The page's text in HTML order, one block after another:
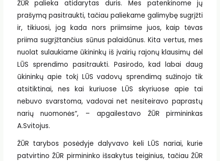
ŽŪR palieka atidarytas duris. Mes patenkinome jų
prašymą pasitraukti, tačiau paliekame galimybę sugrįžti
ir, tikiuosi, jog kada nors priimsime juos, kaip tėvas
priima sugrįžtančius sūnus palaidūnus. Kita vertus, mes
nuolat sulaukiame ūkininkų iš įvairių rajonų klausimų dėl
LŪS sprendimo pasitraukti. Pasirodo, kad labai daug
ūkininkų apie tokį LŪS vadovų sprendimą sužinojo tik
atsitiktinai, nes kai kuriuose LŪS skyriuose apie tai
nebuvo svarstoma, vadovai net nesiteiravo paprastų
narių nuomonės“, – apgailestavo ŽŪR pirmininkas
A.Svitojus.
ŽŪR tarybos posėdyje dalyvavo keli LŪS nariai, kurie
patvirtino ŽŪR pirmininko išsakytus teiginius, tačiau ŽŪR